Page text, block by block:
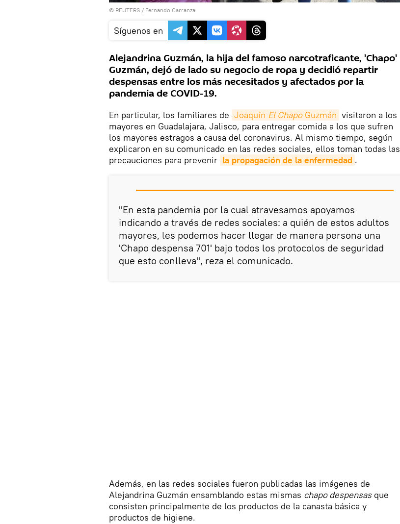
© REUTERS / Fernando Carranza
Síguenos en
Alejandrina Guzmán, la hija del famoso narcotraficante, 'Chapo'
Guzmán, dejó de lado su negocio de ropa y decidió repartir
despensas entre los más necesitados y afectados por la
pandemia de COVID-19.
En particular, los familiares de Joaquín El Chapo Guzmán visitaron a los
mayores en Guadalajara, Jalisco, para entregar comida a los que sufren
los mayores estragos a causa del coronavirus. Al mismo tiempo, según
explicaron en su comunicado en las redes sociales, ellos toman todas las
precauciones para prevenir la propagación de la enfermedad .
"En esta pandemia por la cual atravesamos apoyamos
indicando a través de redes sociales: a quién de estos adultos
mayores, les podemos hacer llegar de manera persona una
'Chapo despensa 701' bajo todos los protocolos de seguridad
que esto conlleva", reza el comunicado.
Además, en las redes sociales fueron publicadas las imágenes de
Alejandrina Guzmán ensamblando estas mismas chapo despensasque
consisten principalmente de los productos de la canasta básica y
productos de higiene.